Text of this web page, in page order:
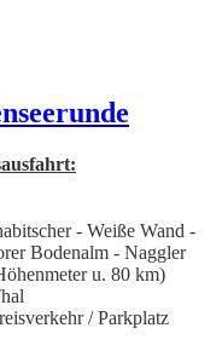
- Weiße Wand -
Bodenalm - Naggler
u. 80 km)
/ Parkplatz